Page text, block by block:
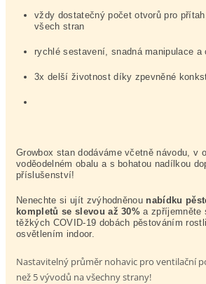
vždy dostatečný počet otvorů pro
všech stran
rychlé sestavení, snadná manipulace a
3x delší životnost díky zpevněné
Growbox stan dodáváme včetně návodu, v
voděodelném obalu a s bohatou nadílkou
příslušenství!
Nenechte si ujít zvýhodněnou nabídku
kompletů se slevou až 30% a zpříjemněte
těžkých COVID-19 dobách pěstováním
osvětlením indoor.
Nastavitelný průměr nohavic pro ventilační
než 5 vývodů na všechny strany!